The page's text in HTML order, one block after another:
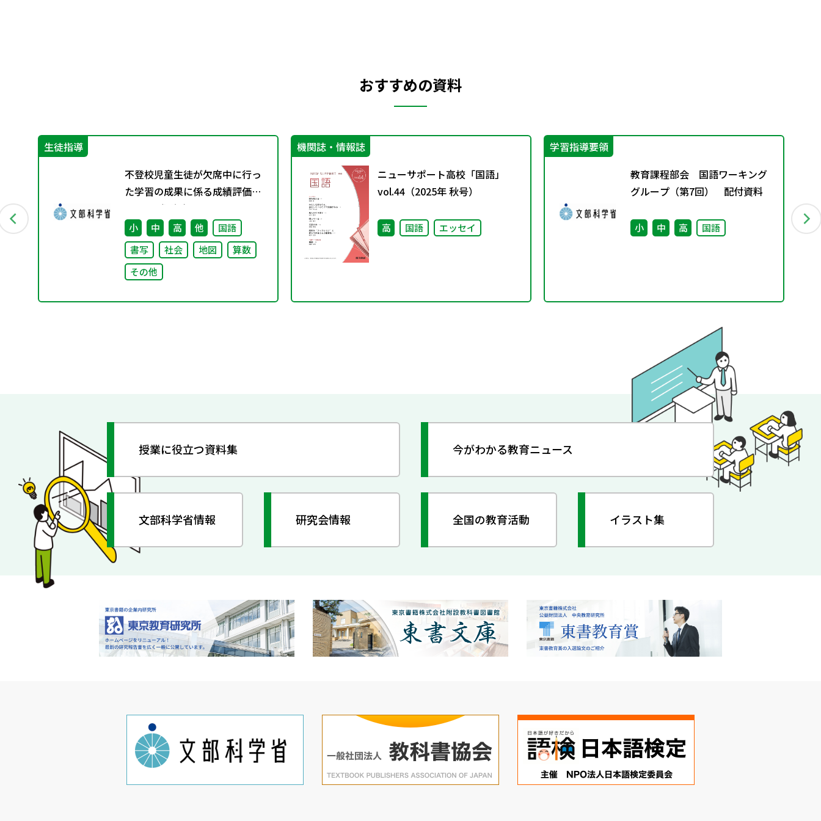
おすすめの資料
生徒指導
不登校児童生徒が欠席中に行っ
た学習の成果に係る成績評価に
ついて（通知）
小 中 高 他
国語
書写
社会 地図
算数
その他
機関誌・情報誌
ニューサポート高校「国語」
vol.44（2025年 秋号）
高 国語 エッセイ
学習指導要領
教育課程部会 国語ワーキング
グループ（第7回） 配付資料
小 中 高 国語
授業に役立つ資料集 今がわかる教育ニュース
文部科学省情報 研究会情報 全国の教育活動 イラスト集